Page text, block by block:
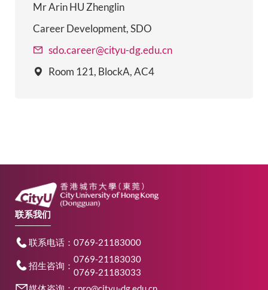
Mr Arin HU Zhenglin
Career Development, SDO
sdo.career@cityu-dg.edu.cn
Room 121, BlockA, AC4
联系我们
联系电话：0769-21183000
招生咨询：
0769-21183030
0769-21183033